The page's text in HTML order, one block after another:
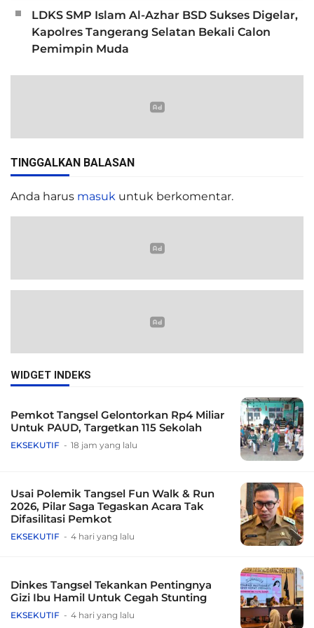
LDKS SMP Islam Al-Azhar BSD Sukses Digelar,
Kapolres Tangerang Selatan Bekali Calon
Pemimpin Muda
TINGGALKAN BALASAN
Anda harus masuk untuk berkomentar.
WIDGET INDEKS
Pemkot Tangsel Gelontorkan Rp4 Miliar
Untuk PAUD, Targetkan 115 Sekolah
EKSEKUTIF 18 jam yang lalu
Usai Polemik Tangsel Fun Walk & Run
2026, Pilar Saga Tegaskan Acara Tak
Difasilitasi Pemkot
EKSEKUTIF 4 hari yang lalu
Dinkes Tangsel Tekankan Pentingnya
Gizi Ibu Hamil Untuk Cegah Stunting
EKSEKUTIF 4 hari yang lalu